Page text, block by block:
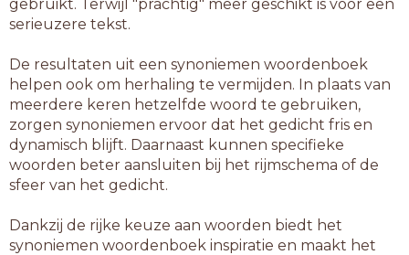
gebruikt. Terwijl "prachtig" meer geschikt is voor een
serieuzere tekst.
De resultaten uit een synoniemen woordenboek
helpen ook om herhaling te vermijden. In plaats van
meerdere keren hetzelfde woord te gebruiken,
zorgen synoniemen ervoor dat het gedicht fris en
dynamisch blijft. Daarnaast kunnen specifieke
woorden beter aansluiten bij het rijmschema of de
sfeer van het gedicht.
Dankzij de rijke keuze aan woorden biedt het
synoniemen woordenboek inspiratie en maakt het